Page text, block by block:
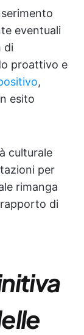
eventuali
di
proattivo e
,
esito
culturale
per
rimanga
di